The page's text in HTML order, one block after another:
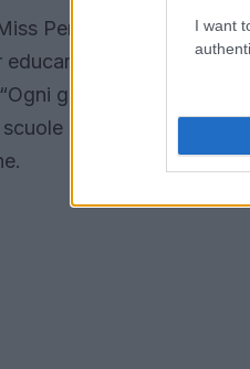
I want
Pennsylvania, Page
educare e informare gli
giorno cerco di
per incoraggiare i